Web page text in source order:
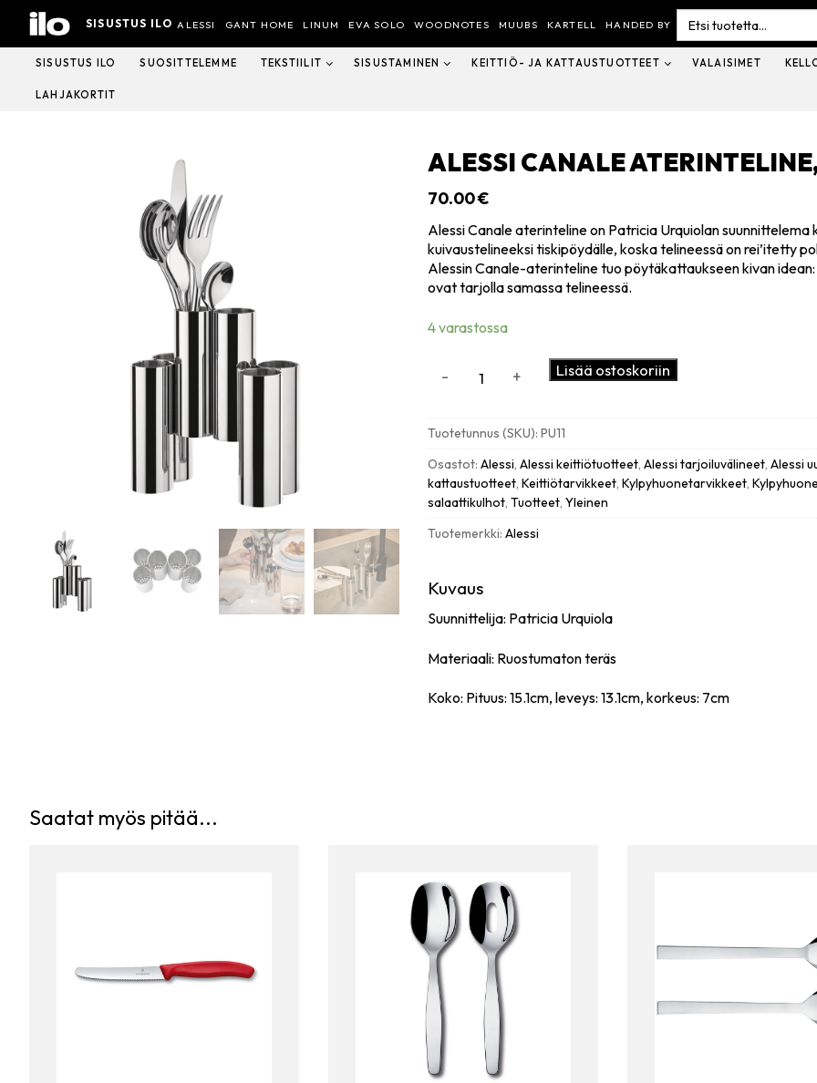
Hyppää
sisältöön
SISUSTUS ILO ALESSI GANT HOME LINUM EVA SOLO WOODNOTES MUUBS KARTELL HANDED BY
Search
for:
SISUSTUS ILO SUOSITTELEMME TEKSTIILIT SISUSTAMINEN KEITTIÖ- JA KATTAUSTUOTTEET VALAISIMET
LAHJAKORTIT
ALESSI CANALE
70.00€
Alessi Canale aterinteline on Patricia Urquiolan
kuivaustelineeksi tiskipöydälle, koska telineessä on rei’itetty
Alessin Canale-aterinteline tuo pöytäkattaukseen kivan
ovat tarjolla samassa telineessä.
4 varastossa
määrä
- + Lisää ostoskoriin
Tuotetunnus (SKU):PU11
Osastot:Alessi,Alessi keittiötuotteet,Alessi tarjoiluvälineet,Alessi
kattaustuotteet,Keittiötarvikkeet,Kylpyhuonetarvikkeet,
salaattikulhot,Tuotteet,Yleinen
Tuotemerkki:Alessi
Kuvaus
Suunnittelija: Patricia Urquiola
Materiaali: Ruostumaton teräs
Koko: Pituus: 15.1cm, leveys: 13.1cm, korkeus: 7cm
Saatat myös pitää...